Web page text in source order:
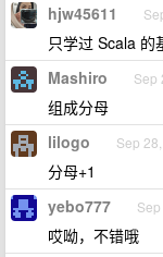
hjw45611
只学过 Scala 的
Mashiro Sep
组成分母
lilogo Sep
分母+1
yebo777
哎呦，不错哦